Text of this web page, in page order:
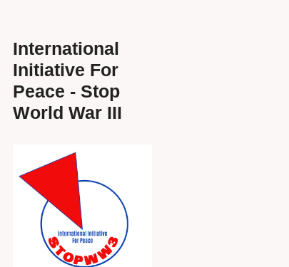
International
Initiative For
Peace - Stop
World War III